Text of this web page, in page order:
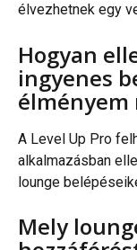
élvezhetnek egy
Hogyan
ingyenes
élményem
A Level Up Pro
alkalmazásban
lounge
Mely